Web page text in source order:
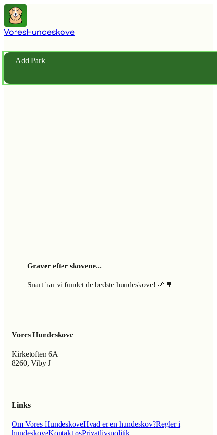
VoresHundeskove
Add Park
Graver efter skovene...
Snart har vi fundet de bedste hundeskove! 🦴🌳
Vores Hundeskove
Kirketoften 6A
8260, Viby J
Links
Om Vores HundeskoveHvad er en hundeskov?Regler i
hundeskoveKontakt osPrivatlivspolitik